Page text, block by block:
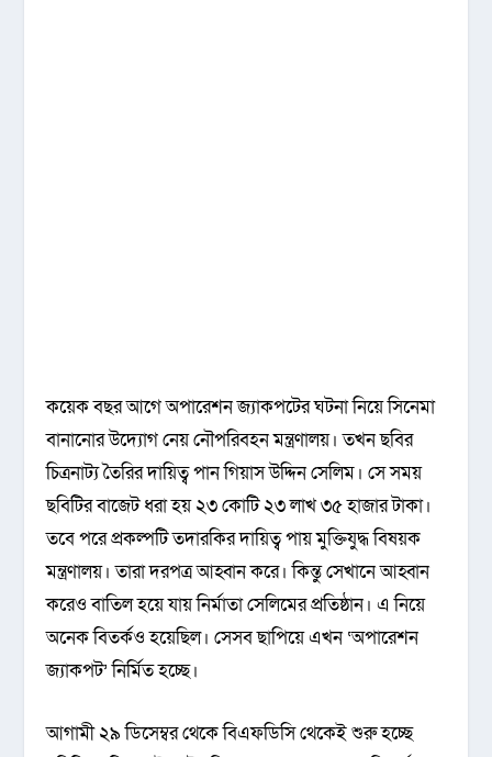
কয়েক বছর আগে অপারেশন জ্যাকপটের ঘটনা নিয়ে সিনেমা
বানানোর উদ্যোগ নেয় নৌপরিবহন মন্ত্রণালয়। তখন ছবির
চিত্রনাট্য তৈরির দায়িত্ব পান গিয়াস উদ্দিন সেলিম। সে সময়
ছবিটির বাজেট ধরা হয় ২৩ কোটি ২৩ লাখ ৩৫ হাজার টাকা।
তবে পরে প্রকল্পটি তদারকির দায়িত্ব পায় মুক্তিযুদ্ধ বিষয়ক
মন্ত্রণালয়। তারা দরপত্র আহ্বান করে। কিন্তু সেখানে আহ্বান
করেও বাতিল হয়ে যায় নির্মাতা সেলিমের প্রতিষ্ঠান। এ নিয়ে
অনেক বিতর্কও হয়েছিল। সেসব ছাপিয়ে এখন ‘অপারেশন
জ্যাকপট’ নির্মিত হচ্ছে।
আগামী ২৯ ডিসেম্বর থেকে বিএফডিসি থেকেই শুরু হচ্ছে